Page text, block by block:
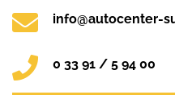
info@autocenter-
0 33 91 / 5 94 00